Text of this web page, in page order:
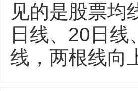
见的是股票均
日线、20日
线，两根线向